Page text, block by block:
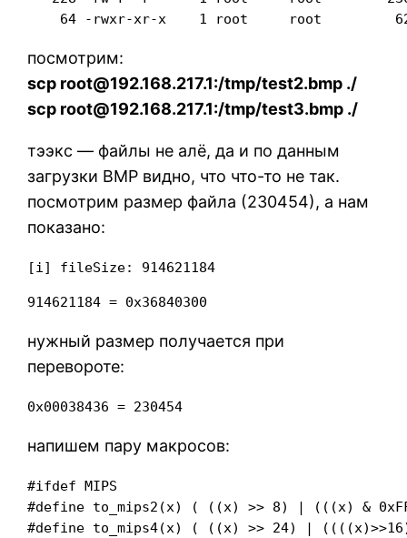
посмотрим:
scp root@192.168.217.1:/tmp/test2.bmp ./
scp root@192.168.217.1:/tmp/test3.bmp ./
тээкс — файлы не алё, да и по данным
загрузки BMP видно, что что-то не так.
посмотрим размер файла (230454), а нам
показано:
[i] fileSize: 914621184
914621184 = 0x36840300
нужный размер получается при
перевороте:
0x00038436 = 230454
напишем пару макросов:
#ifdef MIPS
#define to_mips2(x) ( ((x) >> 8) | (((x) &
#define to_mips4(x) ( ((x) >> 24) |